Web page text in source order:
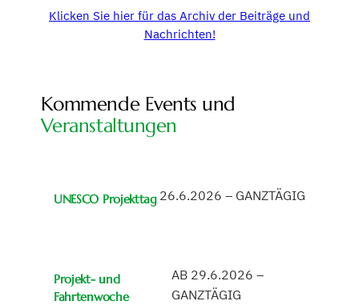
Klicken Sie hier für das Archiv der Beiträge und
Nachrichten!
Kommende Events und
Veranstaltungen
UNESCO Projekttag 26.6.2026 – GANZTÄGIG
Projekt- und
Fahrtenwoche
AB 29.6.2026 –
GANZTÄGIG